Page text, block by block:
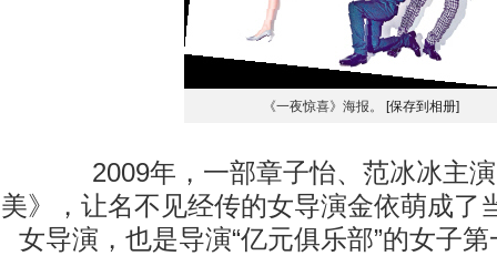
《一夜惊喜》海报。 [保存到相册]
2009年，一部章子怡、范冰冰主演
美》，让名不见经传的女导演金依萌成了
女导演，也是导演“亿元俱乐部”的女子